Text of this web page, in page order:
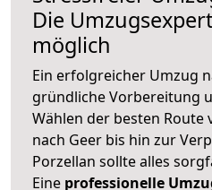
Die
möglich
Ein erfolgreicher Umzug
gründliche Vorbereitung
Wählen der besten Route
nach Geer bis hin zur
Porzellan sollte alles
Eine professionelle